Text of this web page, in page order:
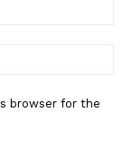
browser for the